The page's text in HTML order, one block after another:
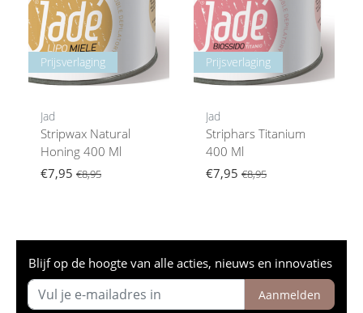
Prijsverlaging
Jad
Stripwax Natural
Honing 400 Ml
€7,95 €8,95
Prijsverlaging
Jad
Striphars Titanium
400 Ml
€7,95 €8,95
Blijf op de hoogte van alle acties, nieuws en innovaties
Aanmelden